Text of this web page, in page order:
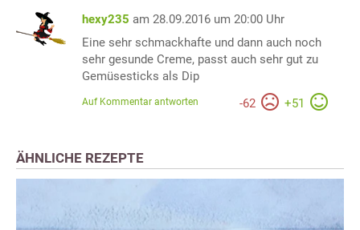
hexy235 am 28.09.2016 um 20:00 Uhr
Eine sehr schmackhafte und dann auch noch
sehr gesunde Creme, passt auch sehr gut zu
Gemüsesticks als Dip
-62 +51
Auf Kommentar antworten
ÄHNLICHE REZEPTE